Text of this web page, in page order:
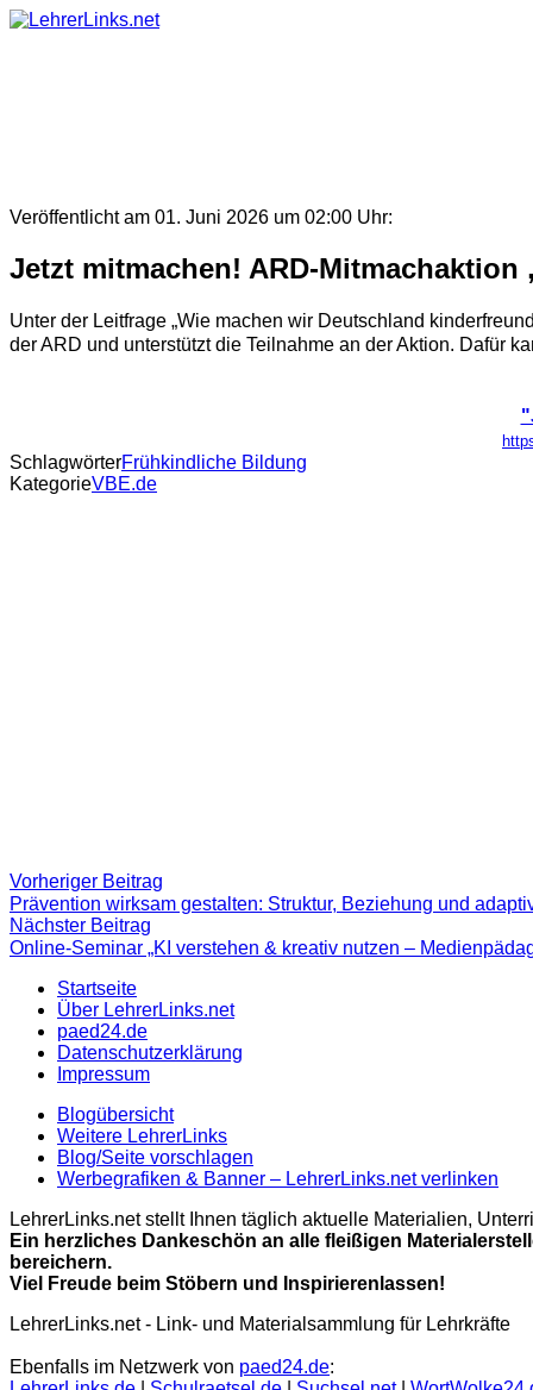
Skip
Veröffentlicht am 01. Juni 2026 um 02:00 Uhr:
Jetzt mitmachen! ARD-Mitmachaktion
Unter der Leitfrage „Wie machen wir Deutschland
der ARD und unterstützt die Teilnahme an der Aktion. Dafür
SchlagwörterFrühkindliche Bildung
KategorieVBE.de
Beitragsnavigation
Vorheriger Beitrag
Beitrag:
Prävention wirksam gestalten: Struktur, Beziehung und
Nächster Beitrag
Beitrag
Online-Seminar „KI verstehen & kreativ nutzen –
Startseite
Über LehrerLinks.net
paed24.de
Datenschutzerklärung
Impressum
Blogübersicht
Weitere LehrerLinks
Blog/Seite vorschlagen
Werbegrafiken & Banner – LehrerLinks.net verlinken
LehrerLinks.net stellt Ihnen täglich aktuelle Materialien,
Ein herzliches Dankeschön an alle fleißigen
bereichern.
Viel Freude beim Stöbern und Inspirierenlassen!
LehrerLinks.net - Link- und Materialsammlung für Lehrkräfte
Ebenfalls im Netzwerk von paed24.de: